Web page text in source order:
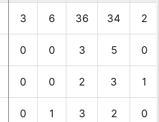
3 6 36 34 2
0 0 3 5 0
0 0 2 3 1
0 1 3 2 0